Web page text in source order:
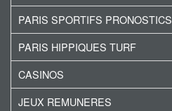
PARIS SPORTIFS PRONOSTICS
PARIS HIPPIQUES TURF
CASINOS
JEUX REMUNERES